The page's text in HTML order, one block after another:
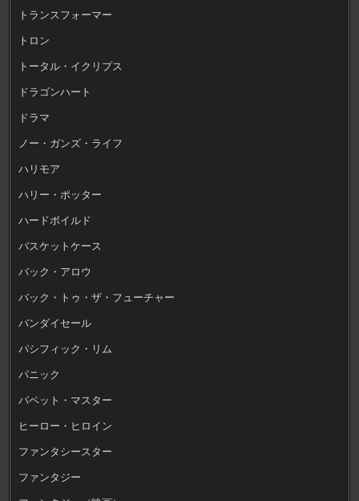
トランスフォーマー
トロン
トータル・イクリプス
ドラゴンハート
ドラマ
ノー・ガンズ・ライフ
ハリモア
ハリー・ポッター
ハードボイルド
バスケットケース
バック・アロウ
バック・トゥ・ザ・フューチャー
バンダイセール
パシフィック・リム
パニック
パペット・マスター
ヒーロー・ヒロイン
ファンタシースター
ファンタジー